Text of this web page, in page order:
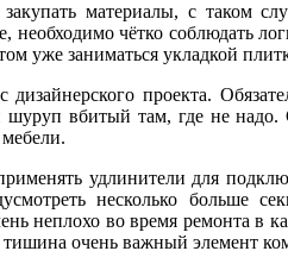
материалы, с таком
чётко соблюдать
уже заниматься укладкой
проекта.
вбитый там, где не
удлинители для
несколько больше
неплохо во время ремонта в
тишина очень важный элемент